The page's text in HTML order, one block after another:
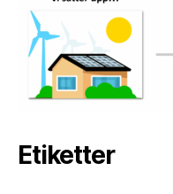
Etiketter